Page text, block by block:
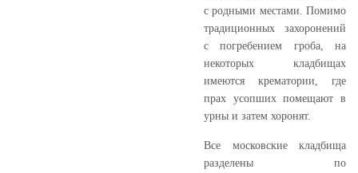
с родными местами. Помимо
традиционных захоронений
с погребением гроба, на
некоторых кладбищах
имеются крематории, где
прах усопших помещают в
урны и затем хоронят.
Все московские кладбища
разделены по